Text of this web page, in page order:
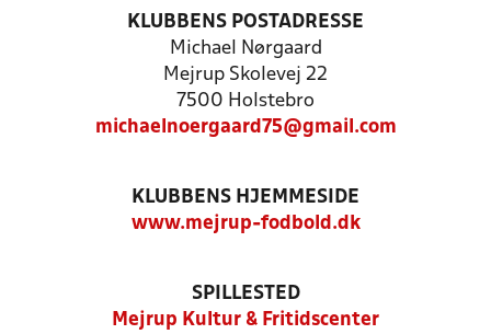
KLUBBENS POSTADRESSE
Michael Nørgaard
Mejrup Skolevej 22
7500 Holstebro
michaelnoergaard75@gmail.com
KLUBBENS HJEMMESIDE
www.mejrup-fodbold.dk
SPILLESTED
Mejrup Kultur & Fritidscenter